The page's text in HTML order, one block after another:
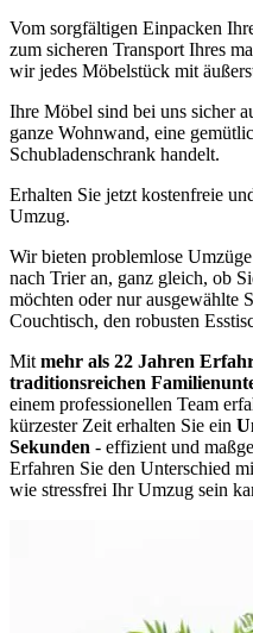
Vom sorgfältigen Einpacken
zum sicheren Transport Ihres
wir jedes Möbelstück mit
Ihre Möbel sind bei uns sicher
ganze Wohnwand, eine
Schubladenschrank handelt.
Erhalten Sie jetzt kostenfreie
Umzug.
Wir bieten problemlose
nach Trier an, ganz gleich, ob
möchten oder nur ausgewählte
Couchtisch, den robusten
Mit mehr als 22 Jahren
traditionsreichen
einem professionellen Team
kürzester Zeit erhalten Sie ein
Sekunden - effizient und
Erfahren Sie den Unterschied
wie stressfrei Ihr Umzug sein